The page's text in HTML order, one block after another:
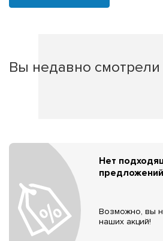
Вы недавно смотрели
Нет
Возможно, вы
наших акций!